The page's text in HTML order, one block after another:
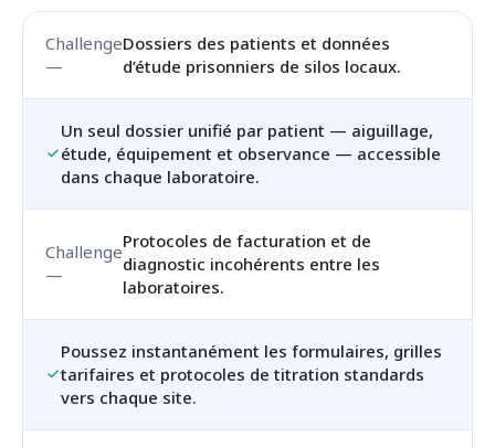
Dossiers des patients et données
d’étude prisonniers de silos locaux.
Un seul dossier unifié par patient — aiguillage,
étude, équipement et observance — accessible
dans chaque laboratoire.
Protocoles de facturation et de
diagnostic incohérents entre les
laboratoires.
Poussez instantanément les formulaires, grilles
tarifaires et protocoles de titration standards
vers chaque site.